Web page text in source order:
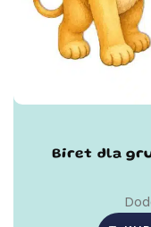
Biret dla